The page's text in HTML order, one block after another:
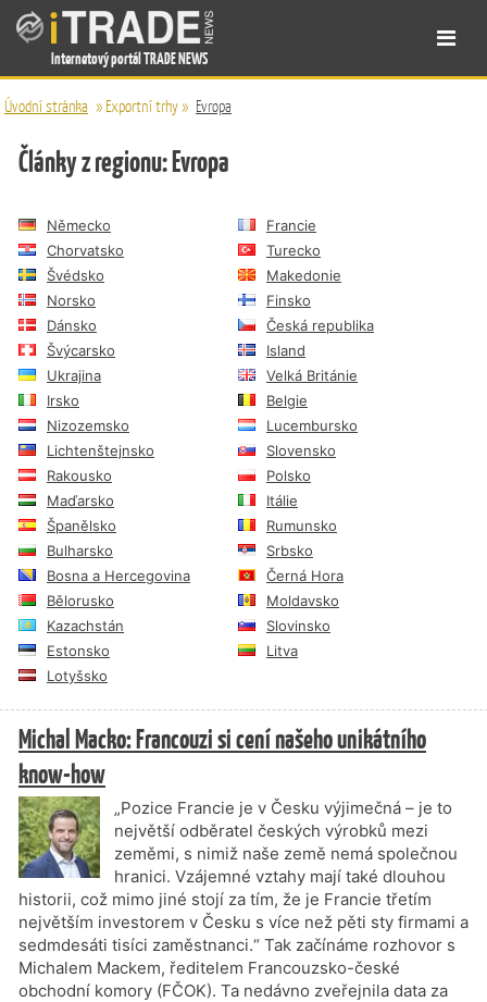
Internetový portál TRADE NEWS
Úvodní stránka » Exportní trhy» Evropa
Články z regionu: Evropa
Německo
Francie
Chorvatsko
Turecko
Švédsko
Makedonie
Norsko
Finsko
Dánsko
Česká republika
Švýcarsko
Island
Ukrajina
Velká Británie
Irsko
Belgie
Nizozemsko
Lucembursko
Lichtenštejnsko
Slovensko
Rakousko
Polsko
Maďarsko
Itálie
Španělsko
Rumunsko
Bulharsko
Srbsko
Bosna a Hercegovina
Černá Hora
Bělorusko
Moldavsko
Kazachstán
Slovinsko
Estonsko
Litva
Lotyšsko
Michal Macko: Francouzi si cení našeho unikátního
know-how
„Pozice Francie je v Česku výjimečná – je to
největší odběratel českých výrobků mezi
zeměmi, s nimiž naše země nemá společnou
hranici. Vzájemné vztahy mají také dlouhou
historii, což mimo jiné stojí za tím, že je Francie třetím
největším investorem v Česku s více než pěti sty firmami a
sedmdesáti tisíci zaměstnanci.“ Tak začínáme rozhovor s
Michalem Mackem, ředitelem Francouzsko-české
obchodní komory (FČOK). Ta nedávno zveřejnila data za